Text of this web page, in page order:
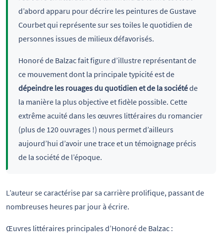
d’abord apparu pour décrire les peintures de Gustave
Courbet qui représente sur ses toiles le quotidien de
personnes issues de milieux défavorisés.
Honoré de Balzac fait figure d’illustre représentant de
ce mouvement dont la principale typicité est de
dépeindre les rouages du quotidien et de la sociétéde
la manière la plus objective et fidèle possible. Cette
extrême acuité dans les œuvres littéraires du romancier
(plus de 120 ouvrages !) nous permet d’ailleurs
aujourd’hui d’avoir une trace et un témoignage précis
de la société de l’époque.
L’auteur se caractérise par sa carrière prolifique, passant de
nombreuses heures par jour à écrire.
Œuvres littéraires principales d’Honoré de Balzac :